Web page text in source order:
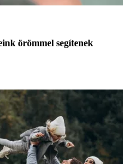
örömmel segítenek